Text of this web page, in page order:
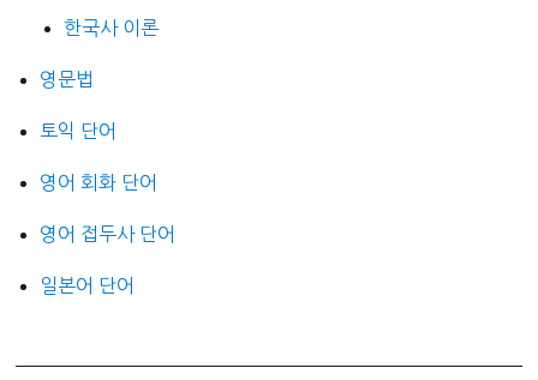
한국사 이론
영문법
토익 단어
영어 회화 단어
영어 접두사 단어
일본어 단어